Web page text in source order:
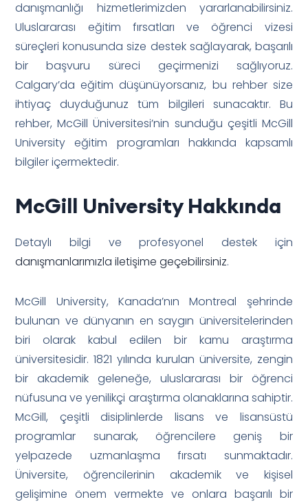
danışmanlığı hizmetlerimizden yararlanabilirsiniz.
Uluslararası eğitim fırsatları ve öğrenci vizesi
süreçleri konusunda size destek sağlayarak, başarılı
bir başvuru süreci geçirmenizi sağlıyoruz.
Calgary’da eğitim düşünüyorsanız, bu rehber size
ihtiyaç duyduğunuz tüm bilgileri sunacaktır. Bu
rehber, McGill Üniversitesi’nin sunduğu çeşitli McGill
University eğitim programları hakkında kapsamlı
bilgiler içermektedir.
McGill University Hakkında
Detaylı bilgi ve profesyonel destek için
danışmanlarımızla iletişime geçebilirsiniz.
McGill University, Kanada’nın Montreal şehrinde
bulunan ve dünyanın en saygın üniversitelerinden
biri olarak kabul edilen bir kamu araştırma
üniversitesidir. 1821 yılında kurulan üniversite, zengin
bir akademik geleneğe, uluslararası bir öğrenci
nüfusuna ve yenilikçi araştırma olanaklarına sahiptir.
McGill, çeşitli disiplinlerde lisans ve lisansüstü
programlar sunarak, öğrencilere geniş bir
yelpazede uzmanlaşma fırsatı sunmaktadır.
Üniversite, öğrencilerinin akademik ve kişisel
gelişimine önem vermekte ve onlara başarılı bir